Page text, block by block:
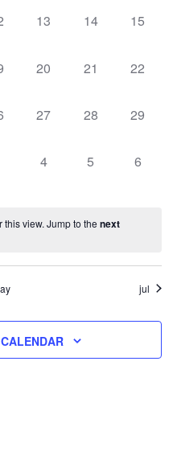
0
13
0
14
0
15
0
20
0
21
0
22
0
27
0
28
0
29
0
4
0
5
0
6
this view. Jump to thenext
jul